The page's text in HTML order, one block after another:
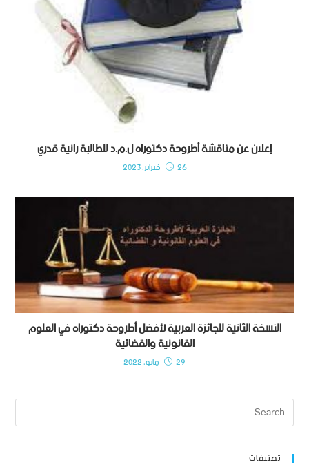
إعلان عن مناقشة أطروحة دكتوراه ل.م.د للطالبة رانية قدري
26 فبراير، 2023
النسخة الثانية للجائزة العربية لأفضل أطروحة دكتوراه في العلوم
القانونية والقضائية
29 مايو، 2022
تصنيفات